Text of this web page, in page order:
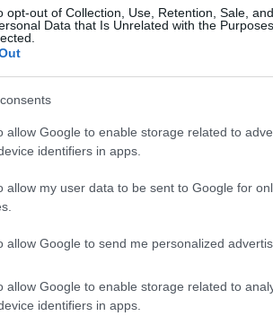
opt-out of Collection, Use, Retention, Sale,
Data that Is Unrelated with the
allow Google to enable storage related to
identifiers in apps.
allow my user data to be sent to Google for
allow Google to send me personalized
allow Google to enable storage related to
identifiers in apps.
πάντοτε το
υπηρέτηση των Θεσσαλών
εκφράζω τα ειλικρινή μου